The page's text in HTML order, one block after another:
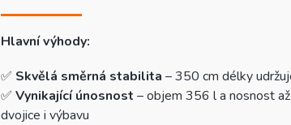
Hlavní výhody:
✅ Skvělá směrná stabilita – 350 cm délky
✅ Vynikající únosnost – objem 356 l a nosnost
dvojice i výbavu